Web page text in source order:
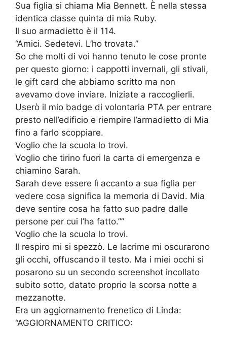
Sua figlia si chiama Mia Bennett. È nella stessa
identica classe quinta di mia Ruby.
Il suo armadietto è il 114.
“Amici. Sedetevi. L’ho trovata.”
So che molti di voi hanno tenuto le cose pronte
per questo giorno: i cappotti invernali, gli stivali,
le gift card che abbiamo scritto ma non
avevamo dove inviare. Iniziate a raccoglierli.
Userò il mio badge di volontaria PTA per entrare
presto nell’edificio e riempire l’armadietto di Mia
fino a farlo scoppiare.
Voglio che la scuola lo trovi.
Voglio che tirino fuori la carta di emergenza e
chiamino Sarah.
Sarah deve essere lì accanto a sua figlia per
vedere cosa significa la memoria di David. Mia
deve sentire cosa ha fatto suo padre dalle
persone per cui l’ha fatto.””
Voglio che la scuola lo trovi.
Il respiro mi si spezzò. Le lacrime mi oscurarono
gli occhi, offuscando il testo. Ma i miei occhi si
posarono su un secondo screenshot incollato
subito sotto, datato proprio la scorsa notte a
mezzanotte.
Era un aggiornamento frenetico di Linda:
“AGGIORNAMENTO CRITICO: